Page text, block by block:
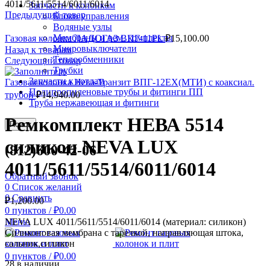
Запчасти к колонкам
Блоки управления
Водяные узлы
Мембраны и рем. комплекты
Микровыключатели
Теплообменники
Трубки
Запчасти к котлам
Полипропиленовые трубы и фитинги ПП
Труба нержавеющая и фитинги
Поиск
(812)600-42-06
Обратный звонок
0 Список желаний
0 Сравнить
0 пунктов / ₽0.00
Меню
0 пунктов / ₽0.00
4011/5611/5514/6011/6014
Предыдущий товар
Газовая колонка ЛАДОГАЗ ВПГ-11PL₽15,100.00
Назад к товарам
Следующий товар
Газовая колонка Нева-Транзит ВПГ-12ЕХ(МТИ) с коаксиал.
трубой₽14,940.00
Ремкомплект НЕВА 5514
силикон NEVA LUX
4011/5611/5514/6011/6014
₽1,200.00
NEVA LUX 4011/5611/5514/6011/6014 (материал: силикон)
Силиконовая мембрана с тарелкой, направляющая штока,
сальник,силикон
28 в наличии